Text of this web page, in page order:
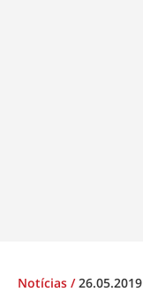
Notícias /26.05.2019